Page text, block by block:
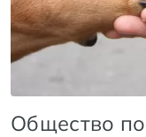
Общество